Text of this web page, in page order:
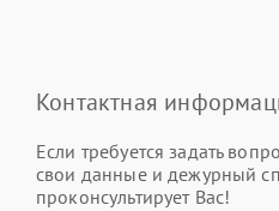
Контактная
Если требуется задать
свои данные и дежурный
проконсультирует Вас!